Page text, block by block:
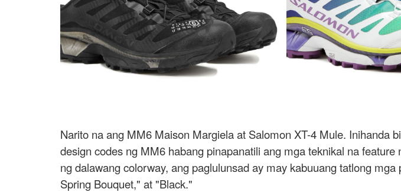
Narito na ang MM6 Maison Margiela at Salomon XT-4 Mule. Inihanda
design codes ng MM6 habang pinapanatili ang mga teknikal na
ng dalawang colorway, ang paglulunsad ay may kabuuang tatlong
Spring Bouquet," at "Black."